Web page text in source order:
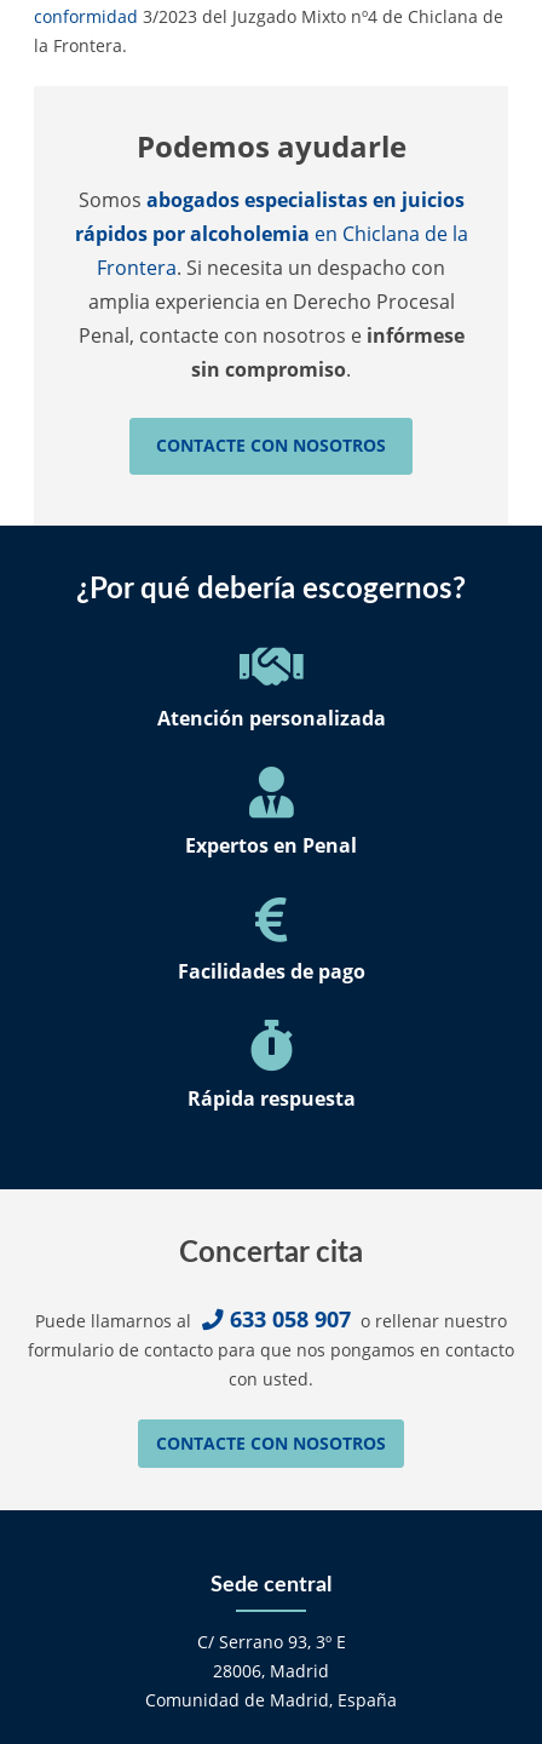
conformidad 3/2023 del Juzgado Mixto nº4 de Chiclana de
la Frontera.
Podemos ayudarle
Somos abogados especialistas en juicios
rápidos por alcoholemia en Chiclana de la
Frontera. Si necesita un despacho con
amplia experiencia en Derecho Procesal
Penal, contacte con nosotros e infórmese
sin compromiso.
CONTACTE CON NOSOTROS
¿Por qué debería escogernos?
Atención personalizada
Expertos en Penal
Facilidades de pago
Rápida respuesta
Concertar cita
Puede llamarnos al 633 058 907 o rellenar nuestro
formulario de contacto para que nos pongamos en contacto
con usted.
CONTACTE CON NOSOTROS
Sede central
C/ Serrano 93, 3º E
28006, Madrid
Comunidad de Madrid, España